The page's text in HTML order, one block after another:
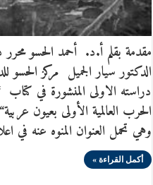
مقدمة بقلم أ.د. أحمد الحسو
الدكتور سيار الجميل مركز الحسو
دراسته الاولى المنشورة في
الحرب العالمية الأولى بعيون
وهي تحمل العنوان المنوه عنه في
أكمل القراءة »